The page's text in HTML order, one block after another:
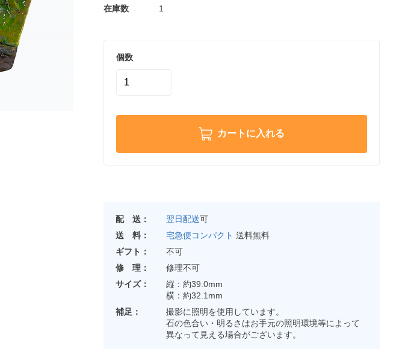
在庫数
1
個数
カートに入れる
配 送： 翌日配送可
送 料：
宅急便コンパクト 送料無料
ギフト：
不可
修 理：
修理不可
サイズ：
縦：約39.0mm
横：約32.1mm
補足：
撮影に照明を使用しています。
石の色合い・明るさはお手元の照明環境等によって
異なって見える場合がございます。